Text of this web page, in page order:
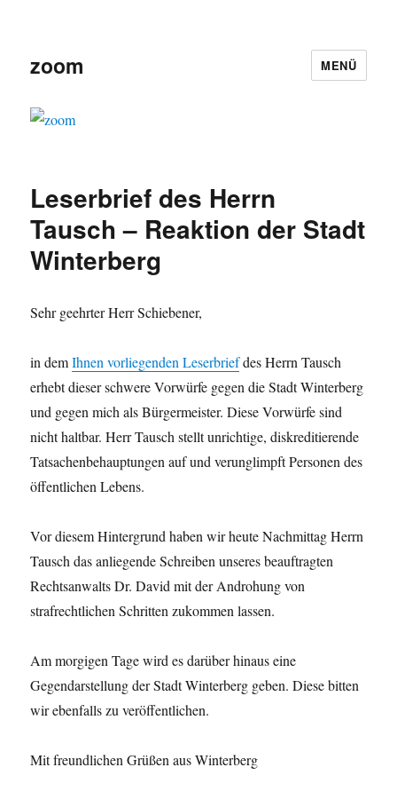
zoom MENÜ
Leserbrief des Herrn
Tausch – Reaktion der Stadt
Winterberg
Sehr geehrter Herr Schiebener,
in demIhnen vorliegenden Leserbriefdes Herrn Tausch
erhebt dieser schwere Vorwürfe gegen die Stadt Winterberg
und gegen mich als Bürgermeister. Diese Vorwürfe sind
nicht haltbar. Herr Tausch stellt unrichtige, diskreditierende
Tatsachenbehauptungen auf und verunglimpft Personen des
öffentlichen Lebens.
Vor diesem Hintergrund haben wir heute Nachmittag Herrn
Tausch das anliegende Schreiben unseres beauftragten
Rechtsanwalts Dr. David mit der Androhung von
strafrechtlichen Schritten zukommen lassen.
Am morgigen Tage wird es darüber hinaus eine
Gegendarstellung der Stadt Winterberg geben. Diese bitten
wir ebenfalls zu veröffentlichen.
Mit freundlichen Grüßen aus Winterberg